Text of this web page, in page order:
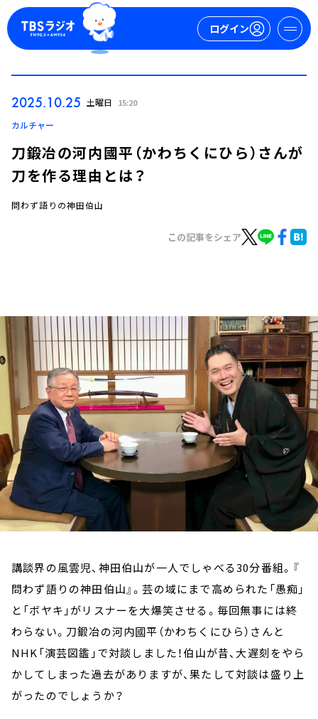
ログイン
お知らせ
イベント・グッズ
YouTube
会社情報
2025.10.25 土曜日 15:20
カルチャー
刀鍛冶の河内國平（かわちくにひら）さんが
刀を作る理由とは？
問わず語りの神田伯山
この記事をシェア
講談界の風雲児、神田伯山が一人でしゃべる30分番組。『
問わず語りの神田伯山』。芸の域にまで高められた「愚痴」
と「ボヤキ」がリスナーを大爆笑させる。毎回無事には終
わらない。刀鍛冶の河内國平（かわちくにひら）さんと
NHK「演芸図鑑」で対談しました！伯山が昔、大遅刻をやら
かしてしまった過去がありますが、果たして対談は盛り上
がったのでしょうか？